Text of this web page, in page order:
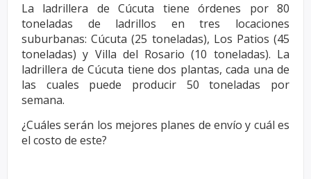
La ladrillera de Cúcuta tiene órdenes por 80
toneladas de ladrillos en tres locaciones
suburbanas: Cúcuta (25 toneladas), Los Patios (45
toneladas)y Villa del Rosario (10 toneladas). La
ladrillera de Cúcuta tiene dos plantas, cada una de
las cuales puede producir 50 toneladas por
semana.
¿Cuáles serán los mejores planes de envío y cuál es
el costo de este?